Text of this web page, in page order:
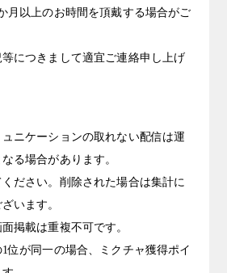
月以上のお時間を頂戴する場合がご
につきまして適宜ご連絡申し上げ
ュニケーションの取れない配信は運
る場合があります。
ください。削除された場合は集計に
います。
掲載は重複不可です。
1位が同一の場合、ミクチャ獲得ポイ